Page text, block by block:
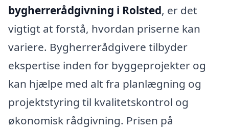
bygherrerådgivning i Rolsted, er det
vigtigt at forstå, hvordan priserne kan
variere. Bygherrerådgivere tilbyder
ekspertise inden for byggeprojekter og
kan hjælpe med alt fra planlægning og
projektstyring til kvalitetskontrol og
økonomisk rådgivning. Prisen på